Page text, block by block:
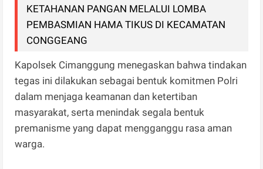
KETAHANAN PANGAN MELALUI LOMBA
PEMBASMIAN HAMA TIKUS DI KECAMATAN
CONGGEANG
Kapolsek Cimanggung menegaskan bahwa tindakan
tegas ini dilakukan sebagai bentuk komitmen Polri
dalam menjaga keamanan dan ketertiban
masyarakat, serta menindak segala bentuk
premanisme yang dapat mengganggu rasa aman
warga.